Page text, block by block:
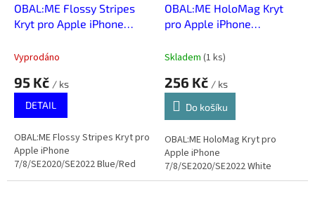
OBAL:ME Flossy Stripes
Kryt pro Apple iPhone
Blue/Red
Vyprodáno
95 Kč / ks
DETAIL
OBAL:ME Flossy Stripes Kryt pro
Apple iPhone
7/8/SE2020/SE2022 Blue/Red
OBAL:ME HoloMag Kryt
pro Apple iPhone
White
Skladem (1 ks)
256 Kč / ks
Do košíku
OBAL:ME HoloMag Kryt pro
Apple iPhone
7/8/SE2020/SE2022 White